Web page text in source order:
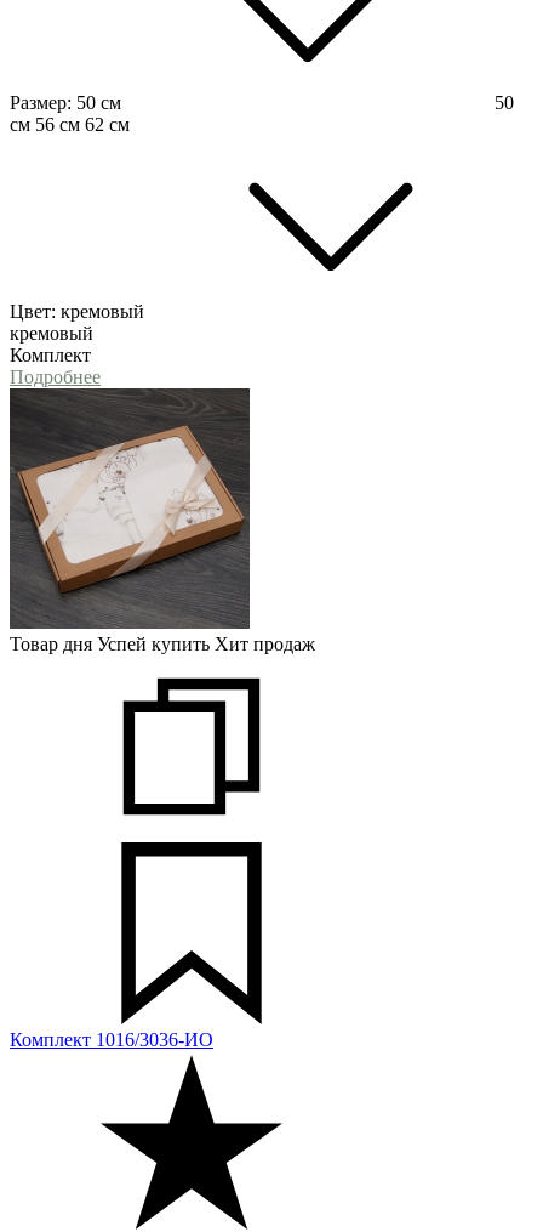
Размер: 50 см
50
см 56 см 62 см
Цвет: кремовый
кремовый
Комплект
Подробнее
Товар дня Успей купить Хит продаж
Комплект 1016/3036-ИО